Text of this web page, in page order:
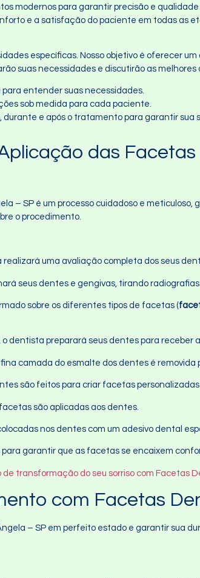
modernos para garantir precisão e
e a satisfação do paciente em todas as
específicas. Nosso objetivo é oferecer
suas necessidades e discutirão as
para entender suas necessidades.
sob medida para cada paciente.
durante e após o tratamento para garantir sua
das
– SP é um processo cuidadoso e
o procedimento.
realizará uma avaliação completa dos seus
seus dentes e gengivas, tirando
sobre os diferentes tipos de facetas (
o dentista preparará seus dentes para receber
fina camada do esmalte dos dentes é removida
são feitos para criar facetas
são aplicadas aos dentes.
nos dentes com um adesivo dental
garantir que as facetas se encaixem
de transformação do seu sorriso com Facetas
com Facetas
– SP em perfeito estado e garantir sua